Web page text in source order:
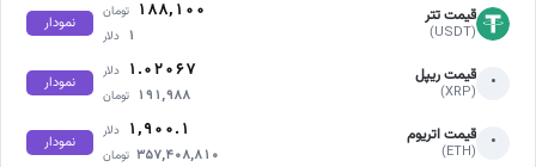
قیمت تتر
(USDT)
۱۸۸,۱۰۰ تومان
۱ دلار
نمودار
• قیمت ریپل
(XRP)
۱.۰۲۰۶۷ دلار
۱۹۱,۹۸۸ تومان
نمودار
• قیمت اتریوم
(ETH)
۱,۹۰۰.۱ دلار
۳۵۷,۴۰۸,۸۱۰ تومان
نمودار